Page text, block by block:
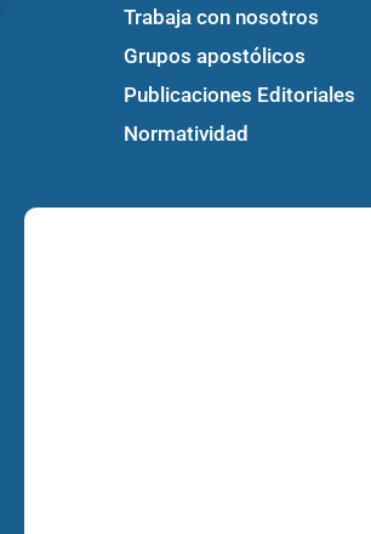
Trabaja con nosotros
Grupos apostólicos
Publicaciones Editoriales
Normatividad